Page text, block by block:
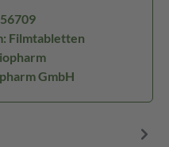
Filmtabletten
GmbH